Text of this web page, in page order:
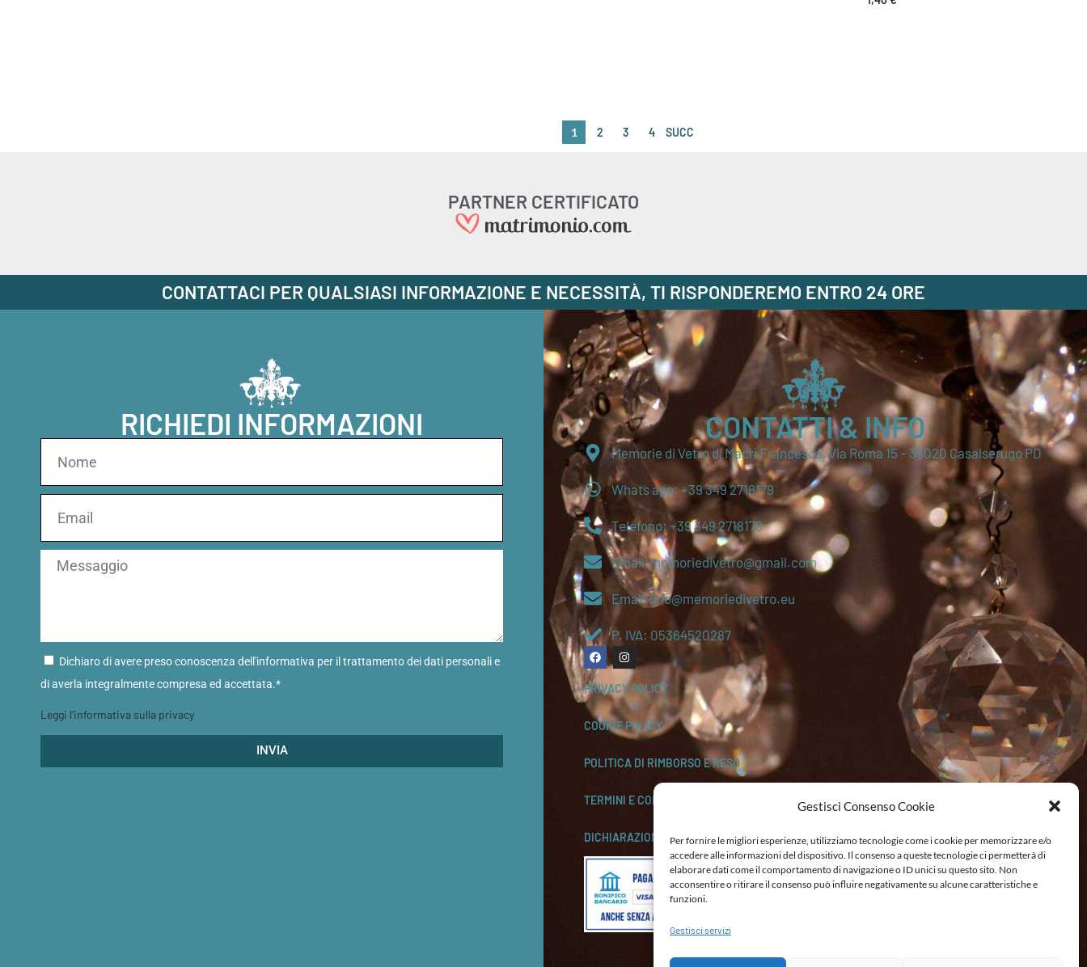
Gestisci Consenso Cookie
Per fornire le migliori esperienze, utilizziamo tecnologie come i cookie per memorizzare e/o
accedere alle informazioni del dispositivo. Il consenso a queste tecnologie ci permetterà di
elaborare dati come il comportamento di navigazione o ID unici su questo sito. Non
acconsentire o ritirare il consenso può influire negativamente su alcune caratteristiche e
funzioni.
Gestisci servizi
1 2 3 4 SUCC
PARTNER CERTIFICATO
CONTATTACI PER QUALSIASI INFORMAZIONE E NECESSITÀ, TI RISPONDEREMO ENTRO 24 ORE
RICHIEDI INFORMAZIONI
Dichiaro di avere preso conoscenza dell'informativa per il trattamento dei dati personali e
di averla integralmente compresa ed accettata.*
Leggi l'informativa sulla privacy
INVIA
CONTATTI & INFO
Memorie di Vetro di Macrì Francesca, Via Roma 15 – 35020 Casalserugo PD
Whats app: +39 349 2718179
Telefono: +39 349 2718179
Email:memoriedivetro@gmail.com
Email:info@memoriedivetro.eu
P. IVA: 05364520287
PRIVACY POLICY
COOKIE POLICY
POLITICA DI RIMBORSO E RESO
TERMINI E CONDIZIONI
DICHIARAZIONE DI ACCESSIBILITÀ